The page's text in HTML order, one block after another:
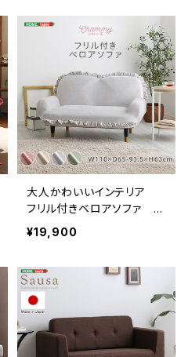
大人かわいいインテリア
フリル付きベロアソファ 2
人掛け 【Chammy -チャミ
ー-】 SH-07-OKBF-2
¥19,900